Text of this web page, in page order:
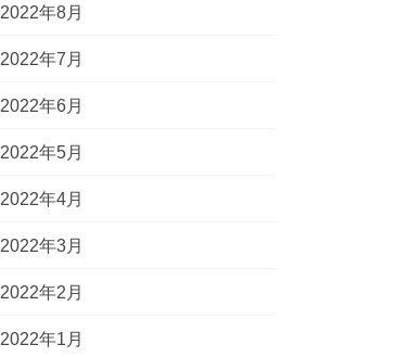
2022年8月
2022年7月
2022年6月
2022年5月
2022年4月
2022年3月
2022年2月
2022年1月